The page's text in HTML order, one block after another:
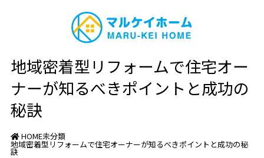
地域密着型リフォームで住宅オー
ナーが知るべきポイントと成功の
秘訣
HOME未分類
地域密着型リフォームで住宅オーナーが知るべきポイントと成功の秘
訣